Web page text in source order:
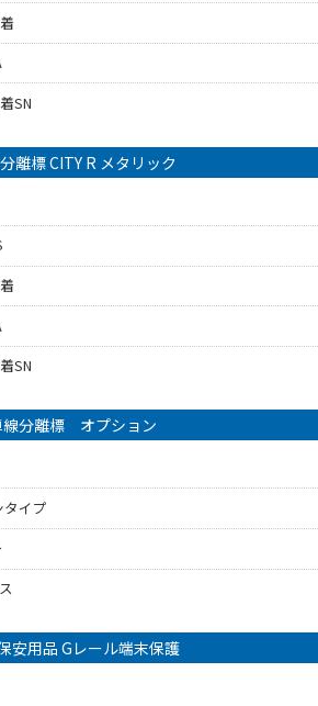
SN
離標 CITY R メタリック
SN
線分離標 オプション
イプ
安用品 Gレール端末保護